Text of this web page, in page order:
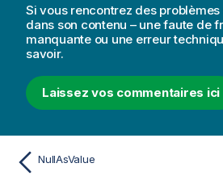
Si vous rencontrez des
dans son contenu – une faute de
manquante ou une erreur
savoir.
Laissez vos commentaires ici
NullAsValue